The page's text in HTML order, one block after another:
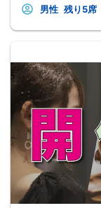
男性 残り5席